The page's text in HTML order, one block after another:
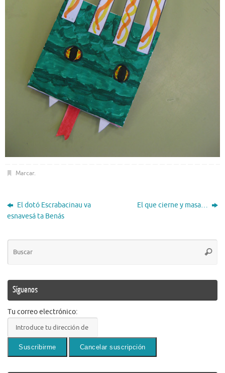
Marcar.
El dotó Escrabacinau va
esnavesá ta Benás
El que cierne y masa…
Síguenos
Tu correo electrónico: